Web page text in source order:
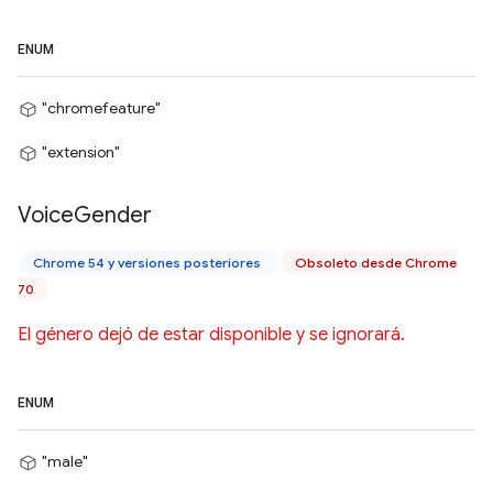
ENUM
"chromefeature"
"extension"
VoiceGender
Chrome 54 y versiones posteriores
Obsoleto desde Chrome
70
El género dejó de estar disponible y se ignorará.
ENUM
"male"